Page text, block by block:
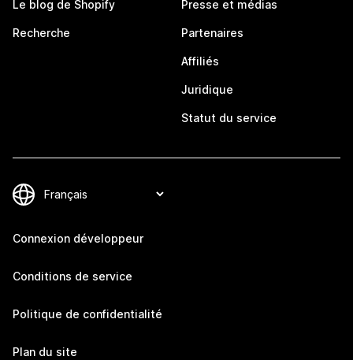
Le blog de Shopify
Recherche
Presse et médias
Partenaires
Affiliés
Juridique
Statut du service
Connexion développeur
Conditions de service
Politique de confidentialité
Plan du site